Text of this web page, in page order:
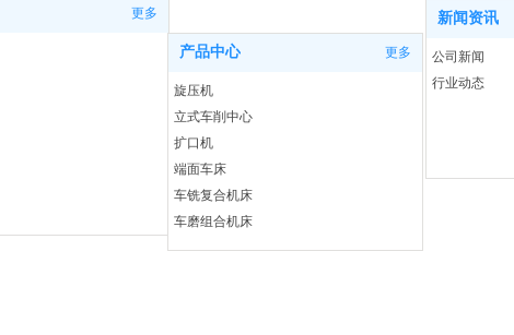
更多 新闻资讯
公司新闻
行业动态
产品中心 更多
旋压机
立式车削中心
扩口机
端面车床
车铣复合机床
车磨组合机床